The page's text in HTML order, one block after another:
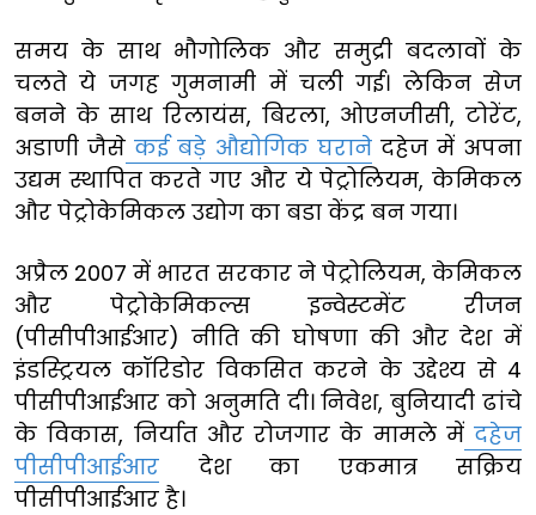
समय के साथ भौगोलिक और समुद्री बदलावों के
चलते ये जगह गुमनामी में चली गई। लेकिन सेज
बनने के साथ रिलायंस, बिरला, ओएनजीसी, टोरेंट,
अडाणी जैसे कई बड़े औद्योगिक घरानेदहेज में अपना
उद्यम स्थापित करते गए और ये पेट्रोलियम, केमिकल
और पेट्रोकेमिकल उद्योग का बडा केंद्र बन गया।
अप्रैल 2007 में भारत सरकार ने पेट्रोलियम, केमिकल
और पेट्रोकेमिकल्स इन्वेस्टमेंट रीजन
(पीसीपीआईआर) नीति की घोषणा की और देश में
इंडस्ट्रियल कॉरिडोर विकसित करने के उद्देश्य से 4
पीसीपीआईआर को अनुमति दी। निवेश, बुनियादी ढांचे
के विकास, निर्यात और रोजगार के मामले मेंदहेज
पीसीपीआईआर देश का एकमात्र सक्रिय
पीसीपीआईआर है।